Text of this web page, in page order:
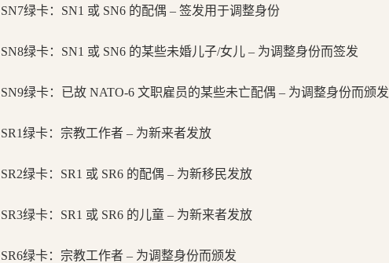
SN7绿卡： SN1 或 SN6 的配偶 – 签发用于调整身份
SN8绿卡： SN1 或 SN6 的某些未婚儿子/女儿 – 为调整身份而签发
SN9绿卡： 已故 NATO-6 文职雇员的某些未亡配偶 – 为调整身份而颁发
SR1绿卡： 宗教工作者 – 为新来者发放
SR2绿卡： SR1 或 SR6 的配偶 – 为新移民发放
SR3绿卡： SR1 或 SR6 的儿童 – 为新来者发放
SR6绿卡： 宗教工作者 – 为调整身份而颁发